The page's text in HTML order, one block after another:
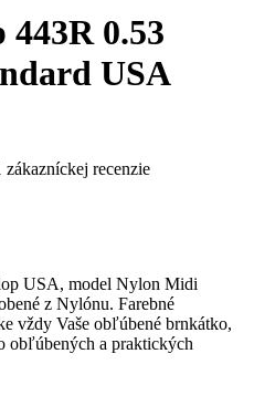
0.53
USA
zákazníckej recenzie
USA, model Nylon Midi
z Nylónu. Farebné
vždy Vaše obľúbené brnkátko,
obľúbených a praktických